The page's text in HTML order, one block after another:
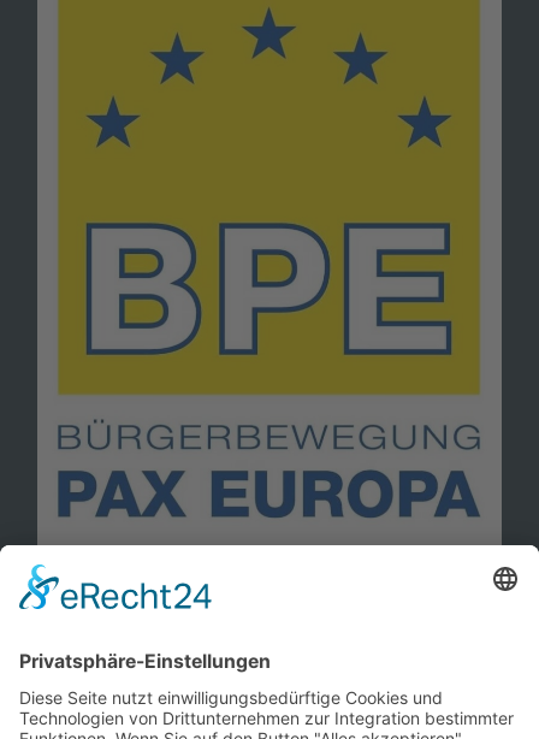
Kontakt
Mitglied werden!